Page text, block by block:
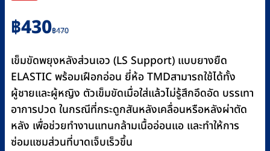
฿470
Original
price
was:
฿470.
฿430
Current
price
is:
฿430.
เข็มขัดพยุงหลังส่วนเอว (LS Support) แบบยางยืด
ELASTIC พร้อมเฝือกอ่อน ยี่ห้อ TMDสามารถใช้ได้ทั้ง
ผู้ชายและผู้หญิง ตัวเข็มขัดเมื่อใส่แล้วไม่รู้สึกอึดอัด บรรเทา
อาการปวด ในกรณีที่กระดูกสันหลังเคลื่อนหรือหลังผ่าตัด
หลัง เพื่อช่วยทำงานแทนกล้ามเนื้ออ่อนแอ และทำให้การ
ซ่อมแซมส่วนที่บาดเจ็บเร็วขึ้น